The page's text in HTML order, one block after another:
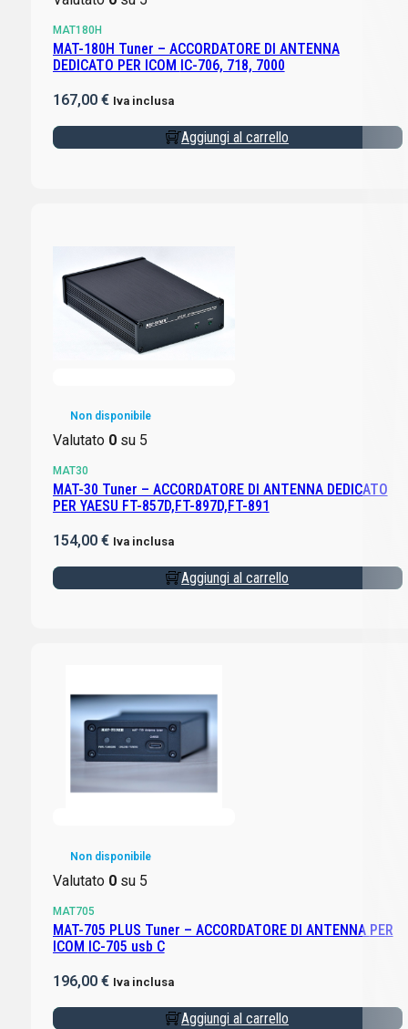
MAT180H
MAT-180H Tuner – ACCORDATORE DI ANTENNA
DEDICATO PER ICOM IC-706, 718, 7000
167,00 € Iva inclusa
Aggiungi al carrello
Non disponibile
Valutato 0su 5
MAT30
MAT-30 Tuner – ACCORDATORE DI ANTENNA DEDICATO
PER YAESU FT-857D,FT-897D,FT-891
154,00 € Iva inclusa
Aggiungi al carrello
Non disponibile
Valutato 0su 5
MAT705
MAT-705 PLUS Tuner – ACCORDATORE DI ANTENNA PER
ICOM IC-705 usb C
196,00 € Iva inclusa
Aggiungi al carrello